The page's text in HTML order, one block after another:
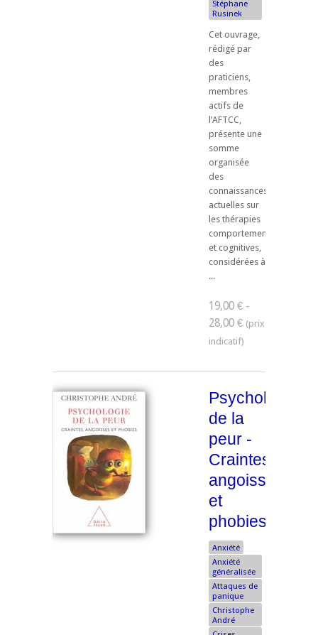
Stéphane
Rusinek
Cet ouvrage,
rédigé par
des
praticiens,
membres
actifs de
l’AFTCC,
présente une
somme
organisée
des
connaissances
actuelles sur
les thérapies
comportementales
et cognitives,
considérées à
...
19,00 € -
28,00 €
Psychologie
de la
peur -
Craintes,
angoisses
et
phobies
Anxiété
Anxiété
généralisée
Attaques de
panique
Christophe
André